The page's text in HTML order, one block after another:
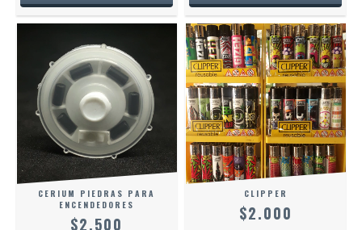
CERIUM PIEDRAS PARA
ENCENDEDORES
$2.500
CLIPPER
$2.000